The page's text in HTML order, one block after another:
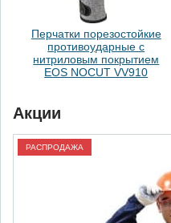
Перчатки порезостойкие
противоударные с
нитриловым покрытием
EOS NOCUT VV910
Акции
РАСПРОДАЖА